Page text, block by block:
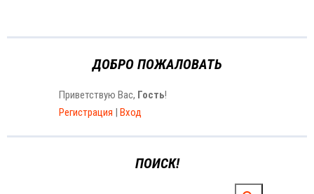
ДОБРО ПОЖАЛОВАТЬ
Приветствую Вас, Гость!
Регистрация | Вход
ПОИСК!